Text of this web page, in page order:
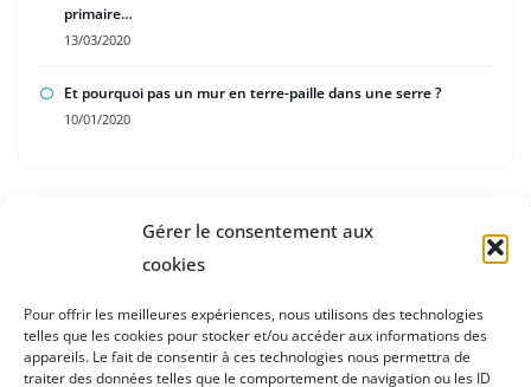
Gérer le consentement aux
cookies
Pour offrir les meilleures expériences, nous utilisons des technologies
telles que les cookies pour stocker et/ou accéder aux informations des
appareils. Le fait de consentir à ces technologies nous permettra de
traiter des données telles que le comportement de navigation ou les ID
primaire…
13/03/2020
Et pourquoi pas un mur en terre-paille dans une serre ?
10/01/2020
Accueil
Blog